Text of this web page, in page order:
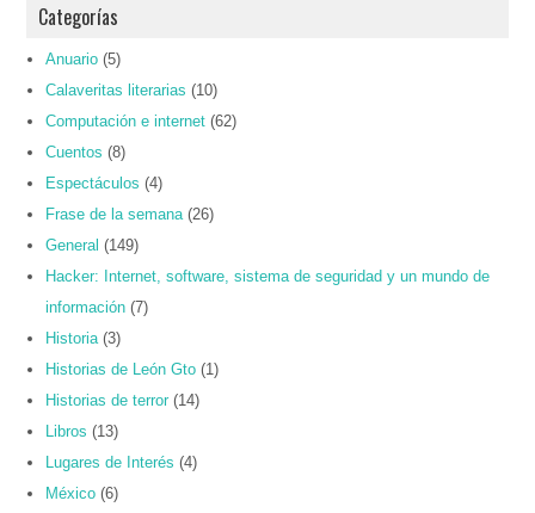
Categorías
Anuario (5)
Calaveritas literarias (10)
Computación e internet (62)
Cuentos (8)
Espectáculos (4)
Frase de la semana (26)
General (149)
Hacker: Internet, software, sistema de seguridad y un mundo de
información (7)
Historia (3)
Historias de León Gto (1)
Historias de terror (14)
Libros (13)
Lugares de Interés (4)
México (6)